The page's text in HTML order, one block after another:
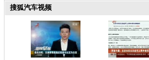
搜狐汽车视频